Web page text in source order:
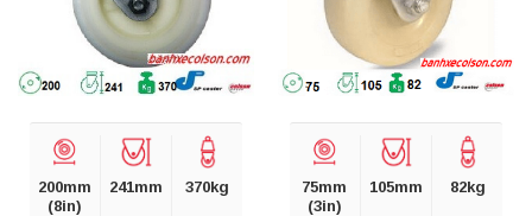
200mm
(8in)
241mm 370kg
75mm
(3in)
105mm 82kg